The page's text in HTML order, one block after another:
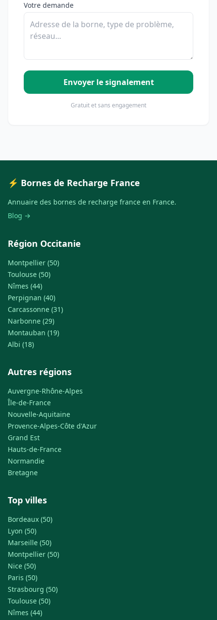
Votre demande
Envoyer le signalement
Gratuit et sans engagement
⚡ Bornes de Recharge France
Annuaire des bornes de recharge france en France.
Blog →
Région Occitanie
Montpellier (50)
Toulouse (50)
Nîmes (44)
Perpignan (40)
Carcassonne (31)
Narbonne (29)
Montauban (19)
Albi (18)
Autres régions
Auvergne-Rhône-Alpes
Île-de-France
Nouvelle-Aquitaine
Provence-Alpes-Côte d'Azur
Grand Est
Hauts-de-France
Normandie
Bretagne
Top villes
Bordeaux (50)
Lyon (50)
Marseille (50)
Montpellier (50)
Nice (50)
Paris (50)
Strasbourg (50)
Toulouse (50)
Nîmes (44)